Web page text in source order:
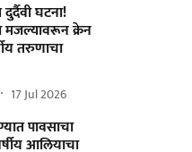
घटना!
मजल्यावरून क्रेन
तरुणाचा
17 Jul 2026
पावसाचा
आलियाचा